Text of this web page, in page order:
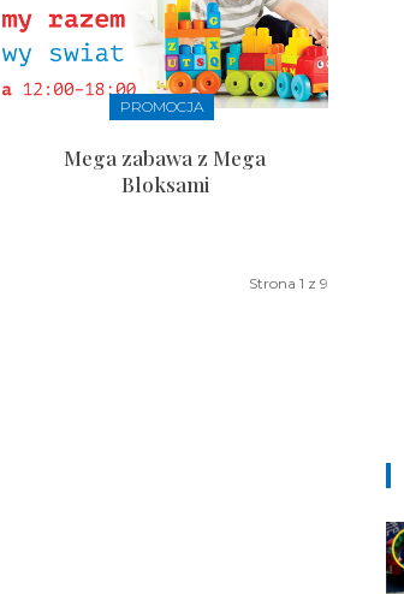
PROMOCJA
Mega zabawa z Mega
Bloksami
Strona 1 z 9